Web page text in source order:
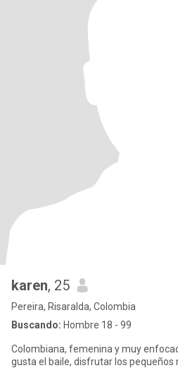
karen, 25
Pereira, Risaralda, Colombia
Buscando: Hombre 18 - 99
Colombiana, femenina y muy
gusta el baile, disfrutar los